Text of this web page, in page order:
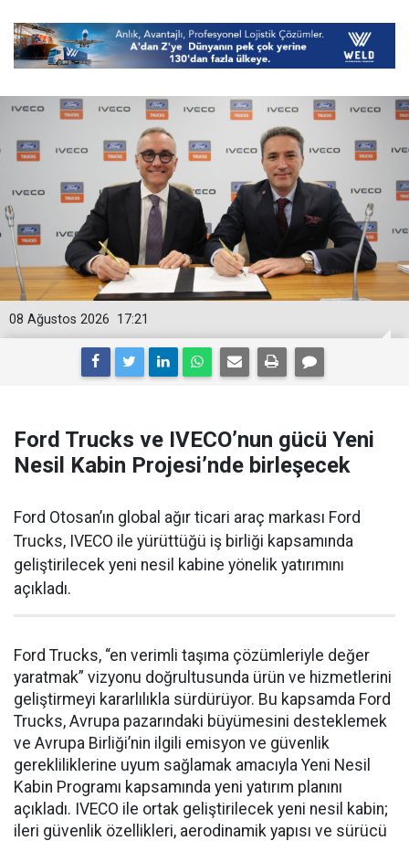
17:21
08 Ağustos 2026
Ford Trucks ve IVECO’nun gücü Yeni
Nesil Kabin Projesi’nde birleşecek
Ford Otosan’ın global ağır ticari araç markası Ford
Trucks, IVECO ile yürüttüğü iş birliği kapsamında
geliştirilecek yeni nesil kabine yönelik yatırımını
açıkladı.
Ford Trucks, “en verimli taşıma çözümleriyle değer
yaratmak” vizyonu doğrultusunda ürün ve hizmetlerini
geliştirmeyi kararlılıkla sürdürüyor. Bu kapsamda Ford
Trucks, Avrupa pazarındaki büyümesini desteklemek
ve Avrupa Birliği’nin ilgili emisyon ve güvenlik
gerekliliklerine uyum sağlamak amacıyla Yeni Nesil
Kabin Programı kapsamında yeni yatırım planını
açıkladı. IVECO ile ortak geliştirilecek yeni nesil kabin;
ileri güvenlik özellikleri, aerodinamik yapısı ve sürücü